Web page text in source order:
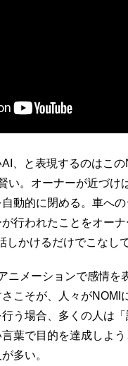
、と表現するのはこの
い。オーナーが近づけ
動的に閉める。車へ
行われたことをオー
しかけるだけでこなし
メーションで感情を
こそが、人々がNOMI
う場合、多くの人は
葉で目的を達成しよ
多い。